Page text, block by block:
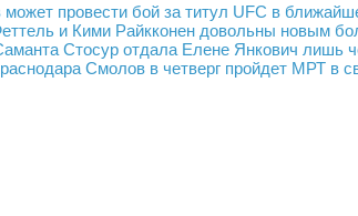
может провести бой за титул UFC в
и Кими Райкконен довольны новым
Стосур отдала Елене Янкович лишь
Смолов в четверг пройдет МРТ в